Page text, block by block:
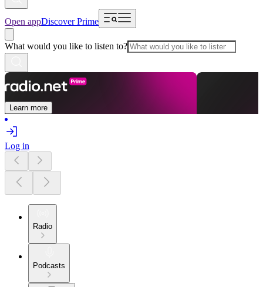
Open appDiscover Prime
What would you like to listen to?
Learn more
Log in
Radio
Podcasts